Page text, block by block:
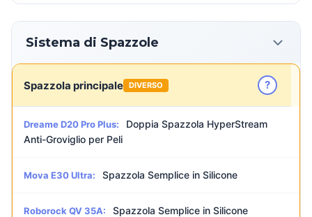
Sistema di Spazzole
Spazzola principale DIVERSO ?
Dreame D20 Pro Plus:
Doppia Spazzola HyperStream
Anti-Groviglio per Peli
Mova E30 Ultra: Spazzola Semplice in Silicone
Roborock QV 35A: Spazzola Semplice in Silicone